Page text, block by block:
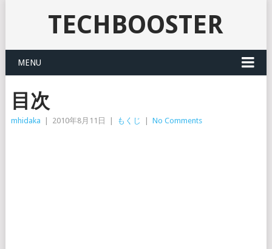
TECHBOOSTER
MENU
目次
mhidaka 2010年8月11日 もくじ No Comments